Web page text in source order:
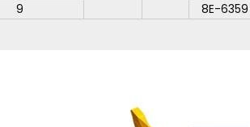
9
8E-6359